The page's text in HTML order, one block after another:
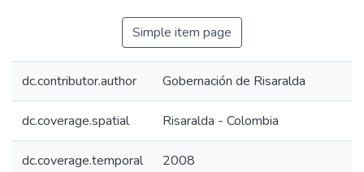
Simple item page
dc.contributor.author Gobernación de Risaralda
dc.coverage.spatial Risaralda - Colombia
dc.coverage.temporal 2008